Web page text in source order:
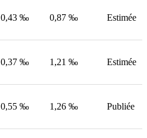
0,43 ‰ 0,87 ‰ Estimée
0,37 ‰ 1,21 ‰ Estimée
0,55 ‰ 1,26 ‰ Publiée